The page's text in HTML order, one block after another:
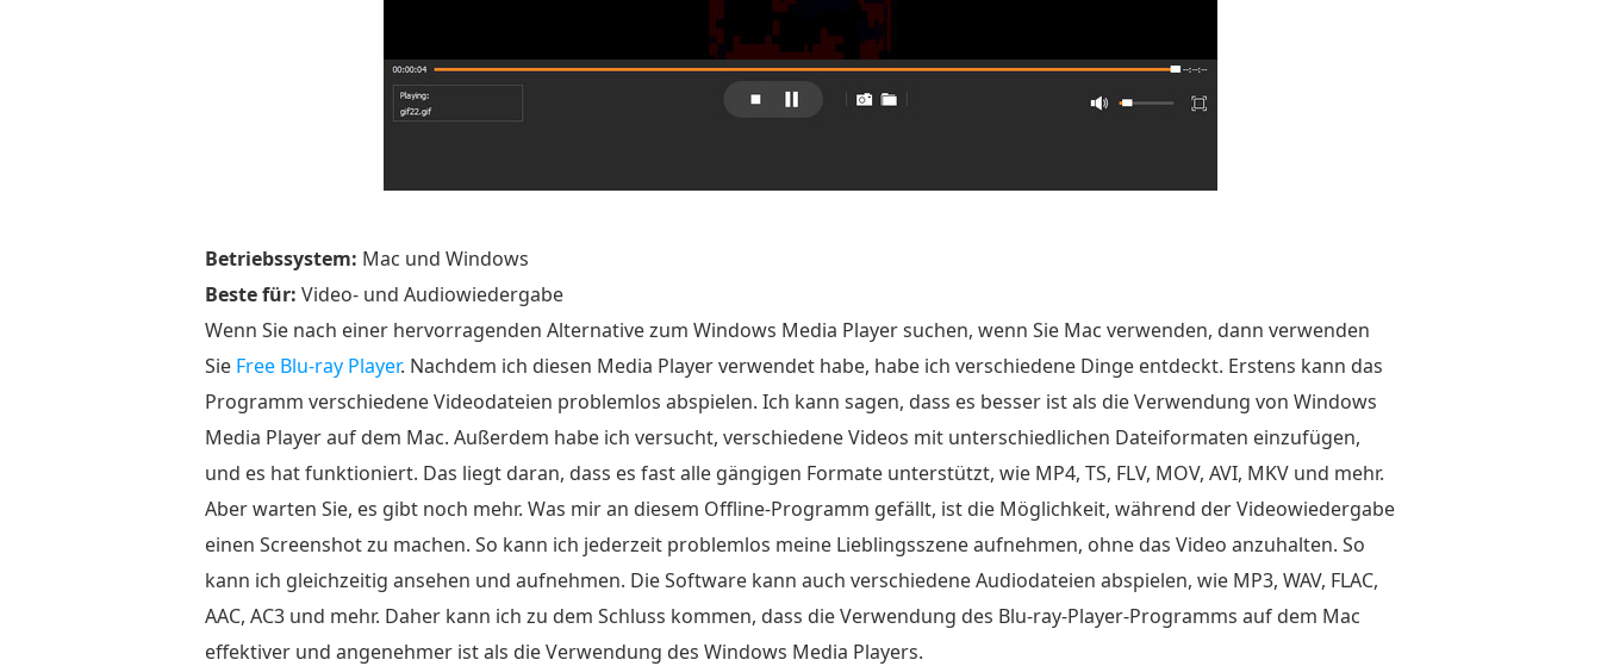
Betriebssystem: Mac und Windows
Beste für: Video- und Audiowiedergabe
Wenn Sie nach einer hervorragenden Alternative zum Windows Media Player suchen, wenn Sie Mac verwenden, dann verwenden
Sie Free Blu-ray Player. Nachdem ich diesen Media Player verwendet habe, habe ich verschiedene Dinge entdeckt. Erstens kann das
Programm verschiedene Videodateien problemlos abspielen. Ich kann sagen, dass es besser ist als die Verwendung von Windows
Media Player auf dem Mac. Außerdem habe ich versucht, verschiedene Videos mit unterschiedlichen Dateiformaten einzufügen,
und es hat funktioniert. Das liegt daran, dass es fast alle gängigen Formate unterstützt, wie MP4, TS, FLV, MOV, AVI, MKV und mehr.
Aber warten Sie, es gibt noch mehr. Was mir an diesem Offline-Programm gefällt, ist die Möglichkeit, während der Videowiedergabe
einen Screenshot zu machen. So kann ich jederzeit problemlos meine Lieblingsszene aufnehmen, ohne das Video anzuhalten. So
kann ich gleichzeitig ansehen und aufnehmen. Die Software kann auch verschiedene Audiodateien abspielen, wie MP3, WAV, FLAC,
AAC, AC3 und mehr. Daher kann ich zu dem Schluss kommen, dass die Verwendung des Blu-ray-Player-Programms auf dem Mac
effektiver und angenehmer ist als die Verwendung des Windows Media Players.